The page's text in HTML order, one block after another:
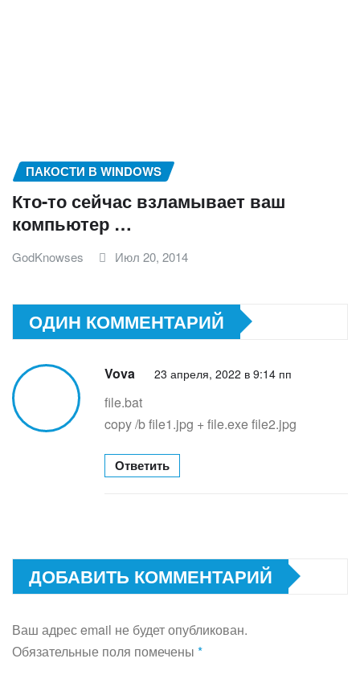
ПАКОСТИ В WINDOWS
Кто-то сейчас взламывает ваш
компьютер …
GodKnowses Июл 20, 2014
ОДИН КОММЕНТАРИЙ
Vova 23 апреля, 2022 в 9:14 пп
file.bat
copy /b file1.jpg + file.exe file2.jpg
Ответить
ДОБАВИТЬ КОММЕНТАРИЙ
Ваш адрес email не будет опубликован.
Обязательные поля помечены *